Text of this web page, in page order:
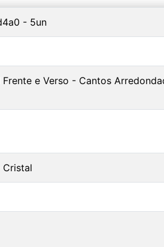
- 5un
e Verso - Cantos
Cristal